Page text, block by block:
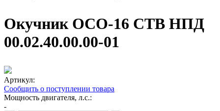
Окучник ОСО-16 СТВ НПД
00.02.40.00.00-01
Артикул:
Сообщить о поступлении товара
Мощность двигателя, л.с.:
-